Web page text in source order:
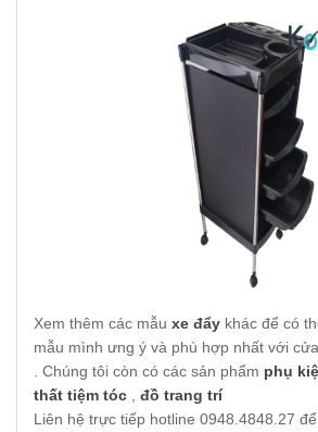
Xem thêm các mẫu xe đẩy khác để có
mẫu mình ưng ý và phù hợp nhất với
Chúng tôi còn có các sản phẩm phụ
thất tiệm tóc
đồ trang trí
Liên hệ trực tiếp hotline 0948.4848.27